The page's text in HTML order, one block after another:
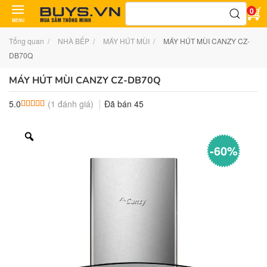
MENU
Tìm
0
Tổng quan NHÀ BẾP MÁY HÚT MÙI
MÁY HÚT MÙI CANZY CZ-
DB70Q
MÁY HÚT MÙI CANZY CZ-DB70Q
5.0 5.0 trên 5 dựa trên
1 đánh giá
(1 đánh giá) Đã bán 45
-60%